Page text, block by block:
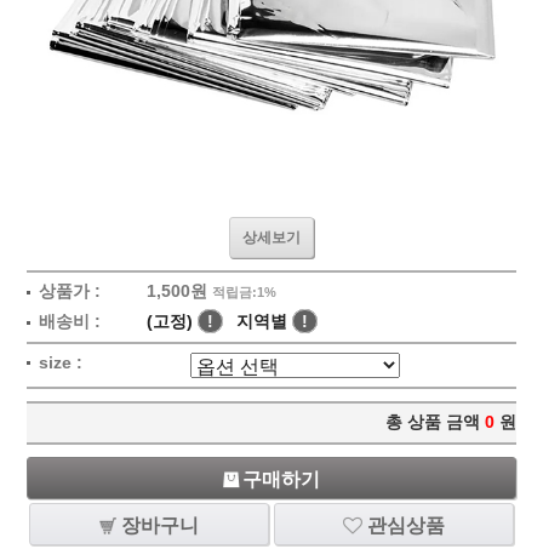
상세보기
상품가 : 1,500원 적립금:1%
배송비 : (고정) ! 지역별 !
size :
총 상품 금액 0 원
구매하기
장바구니 관심상품